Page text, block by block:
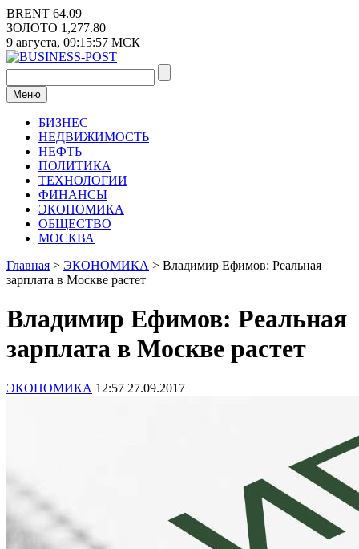
Перейти
к
содержимому
BRENT 64.09
ЗОЛОТО 1,277.80
9 августа, 09:15:58 МСК
Меню
БИЗНЕС
НЕДВИЖИМОСТЬ
НЕФТЬ
ПОЛИТИКА
ТЕХНОЛОГИИ
ФИНАНСЫ
ЭКОНОМИКА
ОБЩЕСТВО
МОСКВА
Главная > ЭКОНОМИКА > Владимир Ефимов: Реальная
зарплата в Москве растет
Владимир Ефимов: Реальная
зарплата в Москве растет
ЭКОНОМИКА 12:57 27.09.2017